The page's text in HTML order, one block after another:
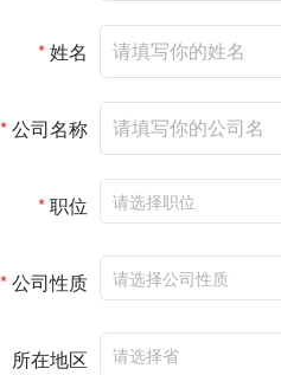
*姓名
*公司名称
*职位
*公司性质
所在地区